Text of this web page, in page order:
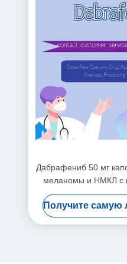
Дабрафениб 50 мг
меланомы и НМКЛ с
V600+
Получите самую